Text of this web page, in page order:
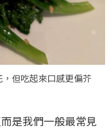
但吃起來口感更偏芥
是我們一般最常見